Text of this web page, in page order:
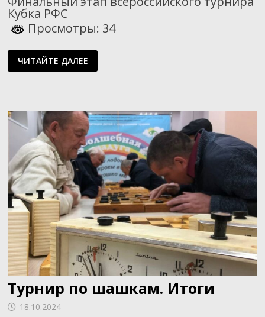
Кубка РФС
Просмотры: 34
СТАЛЬНАЯ
ВОЛЯ
ЧИТАЙТЕ ДАЛЕЕ
Турнир по шашкам. Итоги
18.10.2024